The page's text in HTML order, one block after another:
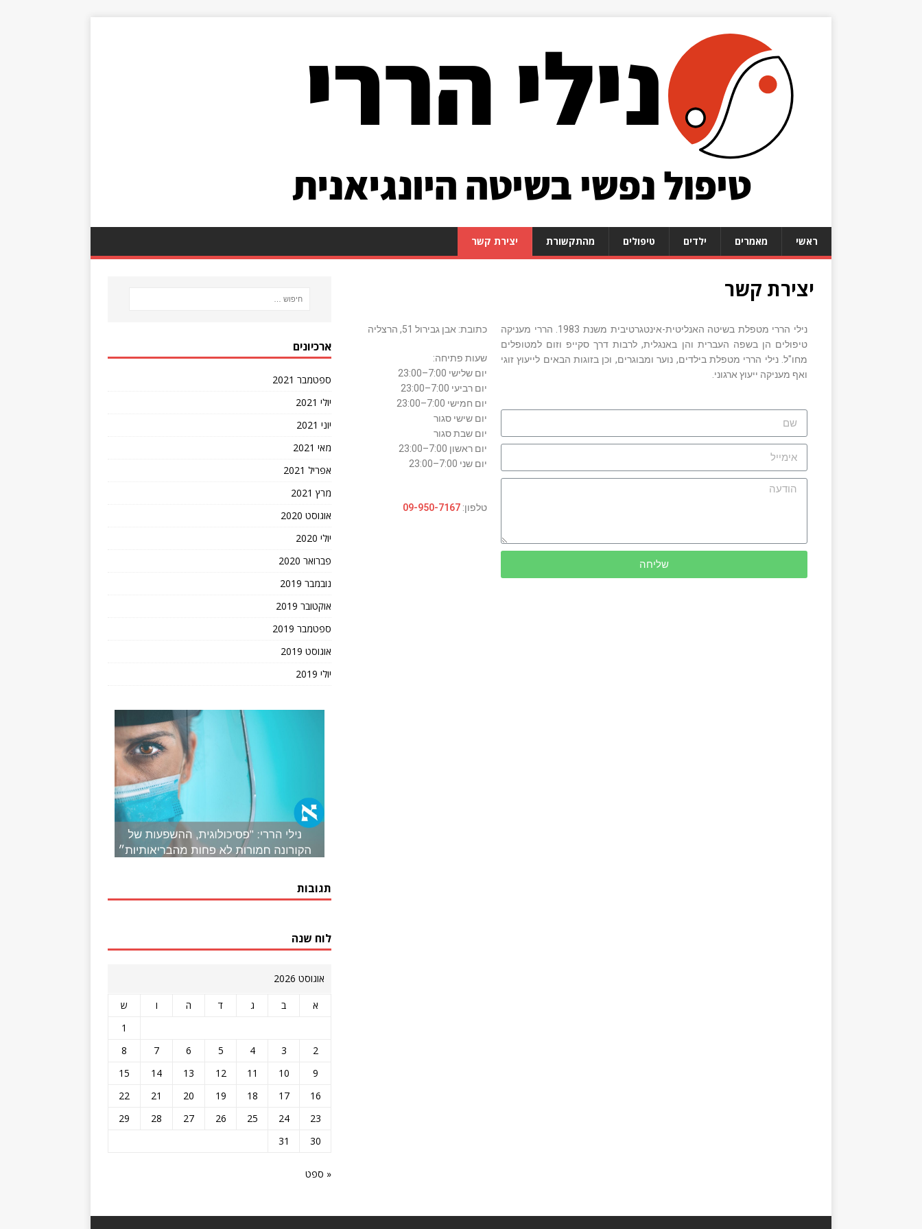
ראשי מאמרים ילדים טיפולים מהתקשורת יצירת קשר
יצירת קשר
נילי הררי מטפלת בשיטה האנליטית-אינטגרטיבית משנת 1983. הררי מעניקה
טיפולים הן בשפה העברית והן באנגלית, לרבות דרך סקייפ וזום למטופלים
מחו"ל. נילי הררי מטפלת בילדים, נוער ומבוגרים, וכן בזוגות הבאים לייעוץ זוגי
ואף מעניקה ייעוץ ארגוני.
שליחה
כתובת: אבן גבירול 51, הרצליה
שעות פתיחה:
יום שלישי 7:00–23:00
יום רביעי 7:00–23:00
יום חמישי 7:00–23:00
יום שישי סגור
יום שבת סגור
יום ראשון 7:00–23:00
יום שני 7:00–23:00
טלפון:09-950-7167
ארכיונים
ספטמבר 2021
יולי 2021
יוני 2021
מאי 2021
אפריל 2021
מרץ 2021
אוגוסט 2020
יולי 2020
פברואר 2020
נובמבר 2019
אוקטובר 2019
ספטמבר 2019
אוגוסט 2019
יולי 2019
תגובות
לוח שנה
אוגוסט 2026
א ב ג ד ה ו
ש
1
2
3
4
5
6
7
8
9
10
11
12
13
14
15
16
17
18
19
20
21
22
23
24
25
26
27
28
29
30
31
« ספט